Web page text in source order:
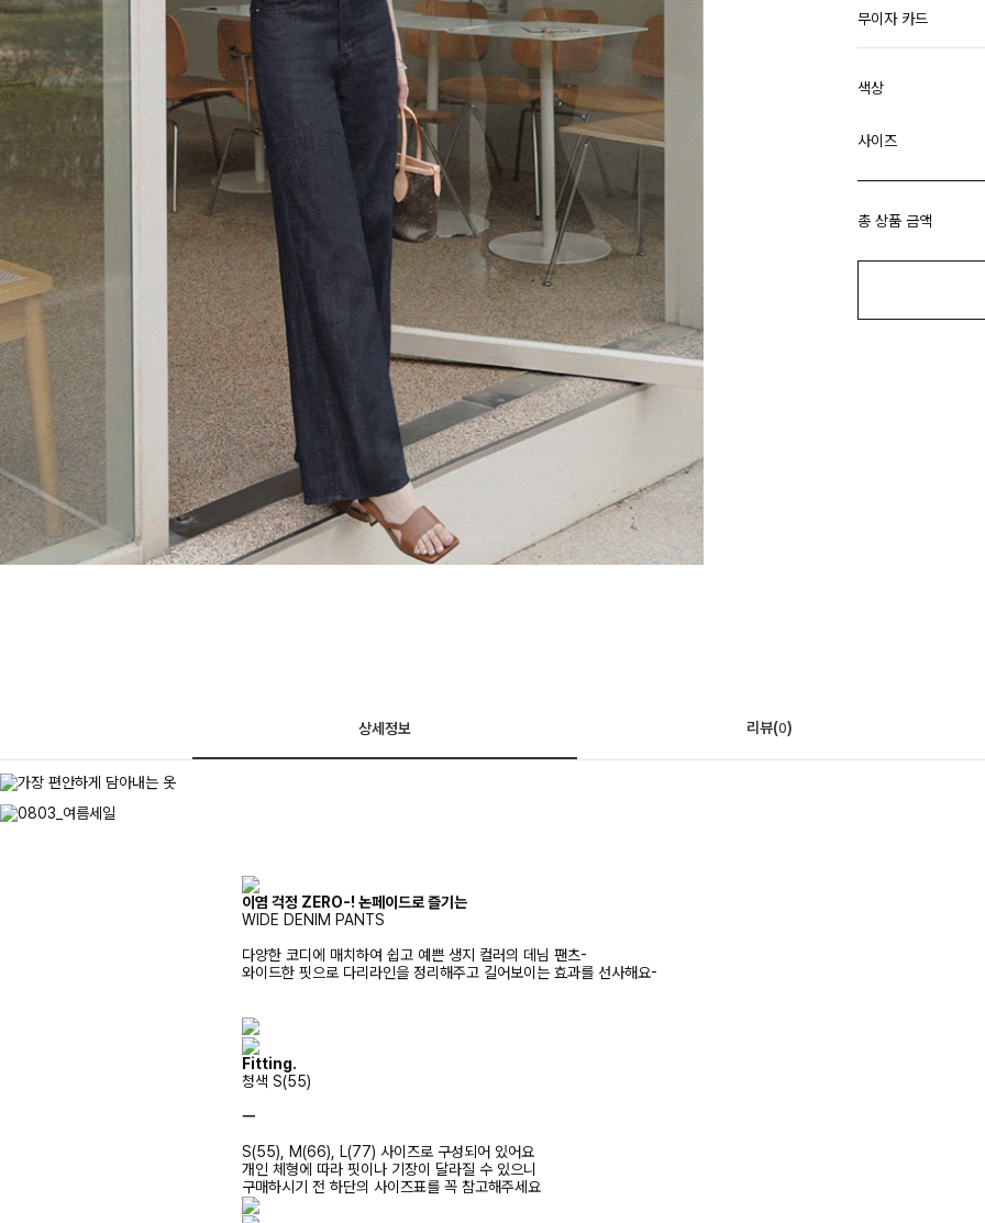
무이자 카드
색상
사이즈
총 상품 금액
상세정보 리뷰(0)
이염 걱정 ZERO-! 논페이드로 즐기는
WIDE DENIM PANTS
다양한 코디에 매치하여 쉽고 예쁜 생지 컬러의 데님 팬츠-
와이드한 핏으로 다리라인을 정리해주고 길어보이는 효과를 선사해요-
Fitting.
청색 S(55)
ㅡ
S(55), M(66), L(77) 사이즈로 구성되어 있어요
개인 체형에 따라 핏이나 기장이 달라질 수 있으니
구매하시기 전 하단의 사이즈표를 꼭 참고해주세요